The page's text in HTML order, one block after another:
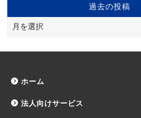
過去の投稿
ホーム
法人向けサービス